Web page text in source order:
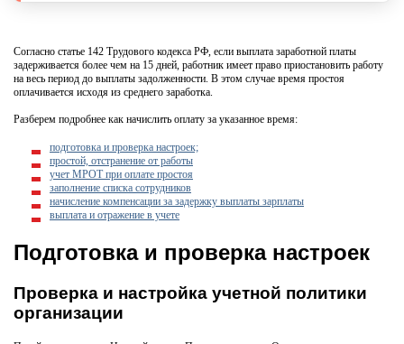
Согласно статье 142 Трудового кодекса РФ, если выплата заработной платы
задерживается более чем на 15 дней, работник имеет право приостановить работу
на весь период до выплаты задолженности. В этом случае время простоя
оплачивается исходя из среднего заработка.
Разберем подробнее как начислить оплату за указанное время:
подготовка и проверка настроек;
простой, отстранение от работы
учет МРОТ при оплате простоя
заполнение списка сотрудников
начисление компенсации за задержку выплаты зарплаты
выплата и отражение в учете
Подготовка и проверка настроек
Проверка и настройка учетной политики
организации